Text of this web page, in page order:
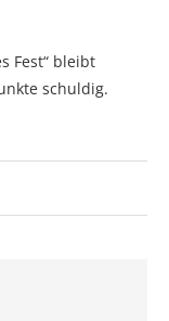
Fest“ bleibt
schuldig.